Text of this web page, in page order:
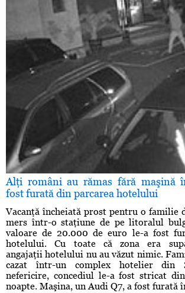
Alţi români au rămas fără maşină
fost furată din parcarea hotelului
Vacanţă încheiată prost pentru o familie
mers într-o staţiune de pe litoralul
valoare de 20.000 de euro le-a fost
hotelului. Cu toate că zona era
angajaţii hotelului nu au văzut nimic.
cazat într-un complex hotelier din
nefericire, concediul le-a fost stricat
noapte. Maşina, un Audi Q7, a fost furată